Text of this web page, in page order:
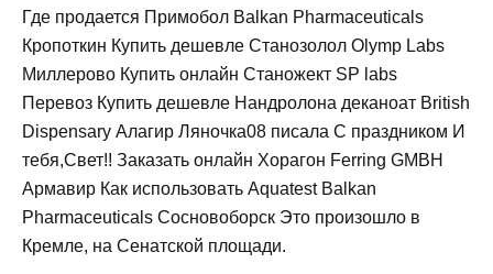
Где продается Примобол Balkan Pharmaceuticals
Кропоткин Купить дешевле Станозолол Olymp Labs
Миллерово Купить онлайн Станожект SP labs
Перевоз Купить дешевле Нандролона деканоат British
Dispensary Алагир Ляночка08 писала С праздником И
тебя,Свет!! Заказать онлайн Хорагон Ferring GMBH
Армавир Как использовать Aquatest Balkan
Pharmaceuticals Сосновоборск Это произошло в
Кремле, на Сенатской площади.